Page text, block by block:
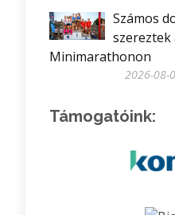
Számos
szereztek
Minimarathonon
2026-08-
Támogatóink: